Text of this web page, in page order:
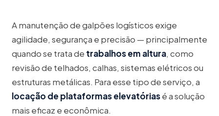
A manutenção de galpões logísticos exige
agilidade, segurança e precisão — principalmente
quando se trata de trabalhos em altura, como
revisão de telhados, calhas, sistemas elétricos ou
estruturas metálicas. Para esse tipo de serviço, a
locação de plataformas elevatóriasé a solução
mais eficaz e econômica.